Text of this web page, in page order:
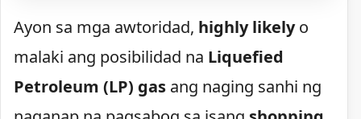
Ayon sa mga awtoridad, highly likelyo
malaki ang posibilidad na Liquefied
Petroleum (LP) gas ang naging sanhi ng